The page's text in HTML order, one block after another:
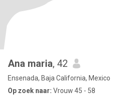
Ana maria, 42
Ensenada, Baja California, Mexico
Op zoek naar: Vrouw 45 - 58